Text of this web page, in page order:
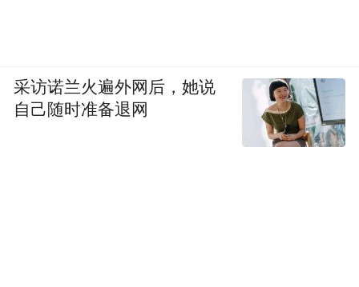
采访诺兰火遍外网后，她说
自己随时准备退网